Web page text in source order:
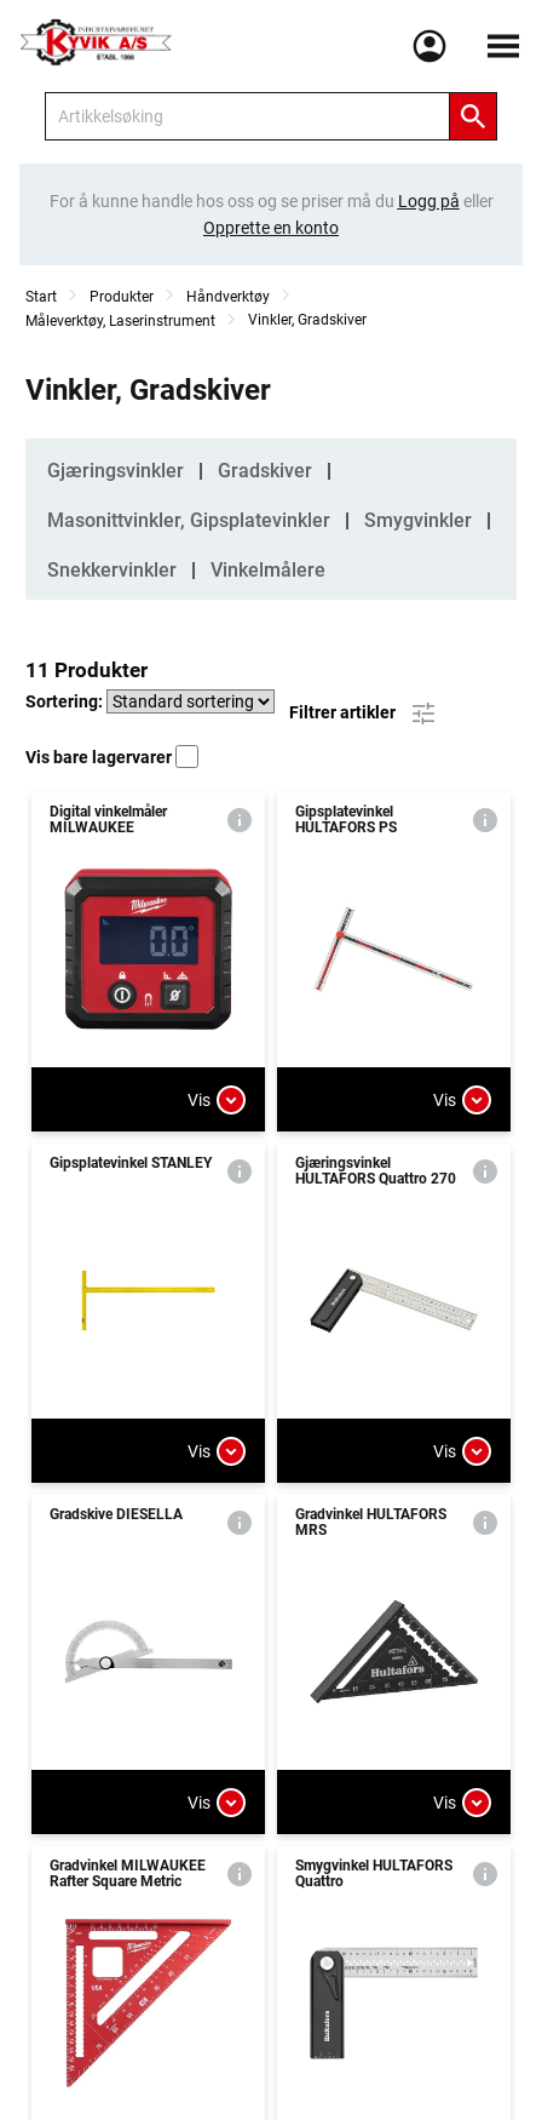
Meny
For å kunne handle hos oss og se priser må du Logg på eller
Opprette en konto
Start Produkter
Håndverktøy
Måleverktøy, Laserinstrument
Vinkler, Gradskiver
Vinkler, Gradskiver
Kategorier
Gjæringsvinkler Gradskiver
Masonittvinkler, Gipsplatevinkler Smygvinkler
Snekkervinkler Vinkelmålere
11 Produkter
Sortering:
Filtrer artikler
Vis bare lagervarer
Digital vinkelmåler
MILWAUKEE
Vis
Gipsplatevinkel
HULTAFORS PS
Vis
Gipsplatevinkel STANLEY
Vis
Gjæringsvinkel
HULTAFORS Quattro 270
Vis
Gradskive DIESELLA
Vis
Gradvinkel HULTAFORS
MRS
Vis
Gradvinkel MILWAUKEE
Rafter Square Metric
Smygvinkel HULTAFORS
Quattro